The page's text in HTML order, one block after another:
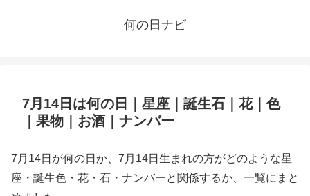
何の日ナビ
7月14日は何の日｜星座｜誕生石｜花｜色
｜果物｜お酒｜ナンバー
7月14日が何の日か、7月14日生まれの方がどのような星
座・誕生色・花・石・ナンバーと関係するか、一覧にまと